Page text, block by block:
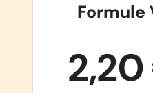
Formule